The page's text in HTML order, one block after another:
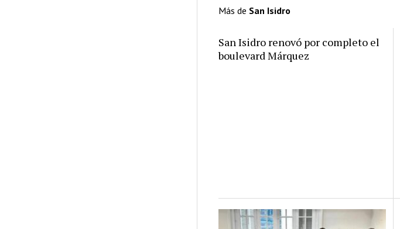
Más de San Isidro
San Isidro renovó por completo el
boulevard Márquez